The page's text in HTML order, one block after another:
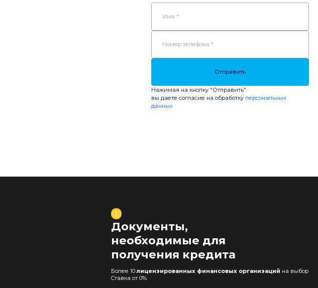
Данные запроса
Имя *
Номер телефона *
Отправить
Нажимая на кнопку "Отправить"
вы даете согласие на обработку персональных
данных
!
Документы,
необходимые для
получения кредита
Более 10лицензированных финансовых организаций на выбор
Cтавка от 0%